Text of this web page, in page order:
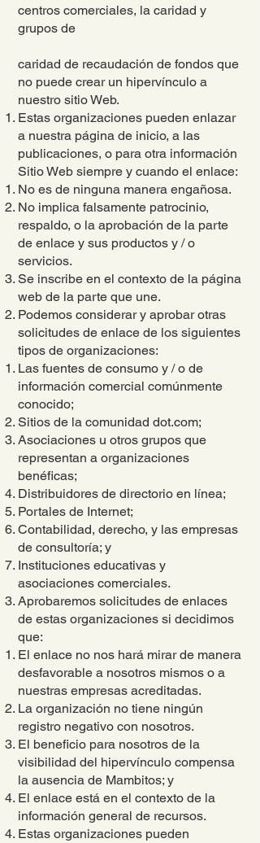
centros comerciales, la caridad y
grupos de
caridad de recaudación de fondos que
no puede crear un hipervínculo a
nuestro sitio Web.
Estas organizaciones pueden enlazar
a nuestra página de inicio, a las
publicaciones, o para otra información
Sitio Web siempre y cuando el enlace:
No es de ninguna manera engañosa.
No implica falsamente patrocinio,
respaldo, o la aprobación de la parte
de enlace y sus productos y / o
servicios.
Se inscribe en el contexto de la página
web de la parte que une.
Podemos considerar y aprobar otras
solicitudes de enlace de los siguientes
tipos de organizaciones:
Las fuentes de consumo y / o de
información comercial comúnmente
conocido;
Sitios de la comunidad dot.com;
Asociaciones u otros grupos que
representan a organizaciones
benéficas;
Distribuidores de directorio en línea;
Portales de Internet;
Contabilidad, derecho, y las empresas
de consultoría; y
Instituciones educativas y
asociaciones comerciales.
Aprobaremos solicitudes de enlaces
de estas organizaciones si decidimos
que:
El enlace no nos hará mirar de manera
desfavorable a nosotros mismos o a
nuestras empresas acreditadas.
La organización no tiene ningún
registro negativo con nosotros.
El beneficio para nosotros de la
visibilidad del hipervínculo compensa
la ausencia de Mambitos; y
El enlace está en el contexto de la
información general de recursos.
Estas organizaciones pueden